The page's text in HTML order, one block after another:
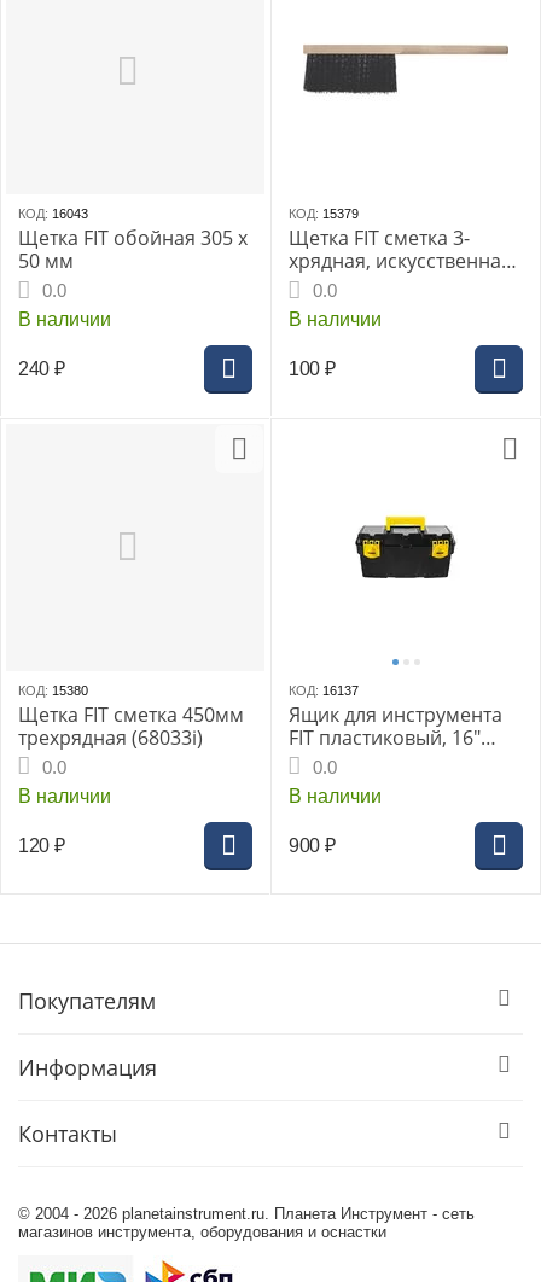
КОД: 16043
Щетка FIT обойная 305 x
50 мм
0.0
В наличии
240 ₽
КОД: 15379
Щетка FIT сметка 3-
хрядная, искусственная
щетина, деревянная
ручка 340 мм (68030i)
0.0
В наличии
100 ₽
КОД: 15380
Щетка FIT сметка 450мм
трехрядная (68033i)
0.0
В наличии
120 ₽
КОД: 16137
Ящик для инструмента
FIT пластиковый, 16"
(41х21,5х19,7см)
0.0
В наличии
900 ₽
Покупателям
Информация
Контакты
© 2004 - 2026 planetainstrument.ru. Планета Инструмент - сеть
магазинов инструмента, оборудования и оснастки